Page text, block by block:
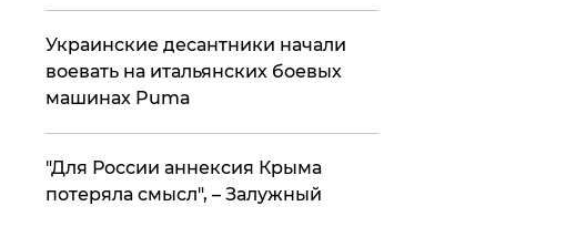
Украинские десантники начали
воевать на итальянских боевых
машинах Puma
"Для России аннексия Крыма
потеряла смысл", – Залужный